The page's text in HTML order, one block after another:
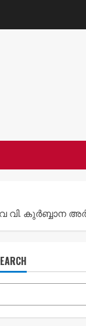
കുർബ്ബാന